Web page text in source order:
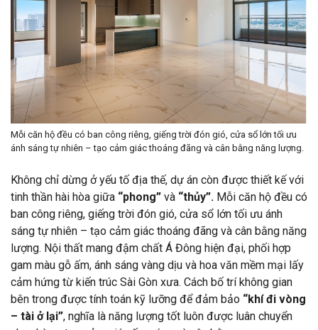
Mỗi căn hộ đều có ban công riêng, giếng trời đón gió, cửa sổ lớn tối ưu
ánh sáng tự nhiên – tạo cảm giác thoáng đãng và cân bằng năng lượng.
Không chỉ dừng ở yếu tố địa thế, dự án còn được thiết kế với
tinh thần hài hòa giữa “phong” và “thủy”. Mỗi căn hộ đều có
ban công riêng, giếng trời đón gió, cửa sổ lớn tối ưu ánh
sáng tự nhiên – tạo cảm giác thoáng đãng và cân bằng năng
lượng. Nội thất mang đậm chất Á Đông hiện đại, phối hợp
gam màu gỗ ấm, ánh sáng vàng dịu và hoa văn mềm mại lấy
cảm hứng từ kiến trúc Sài Gòn xưa. Cách bố trí không gian
bên trong được tính toán kỹ lưỡng để đảm bảo “khí đi vòng
– tài ở lại”, nghĩa là năng lượng tốt luôn được luân chuyển